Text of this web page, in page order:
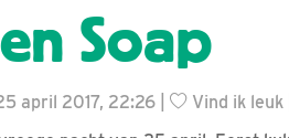
Soap
april 2017, 22:26 | Vind ik leuk